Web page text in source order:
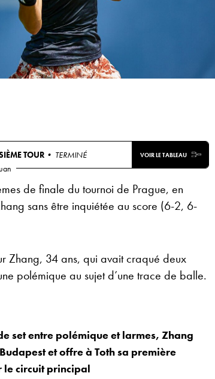
TOUR • TERMINÉ VOIR LE TABLEAU
de finale du tournoi de Prague, en
sans être inquiétée au score (6-2, 6-
Zhang, 34 ans, qui avait craqué deux
polémique au sujet d’une trace de balle.
set entre polémique et larmes, Zhang
et offre à Toth sa première
le circuit principal